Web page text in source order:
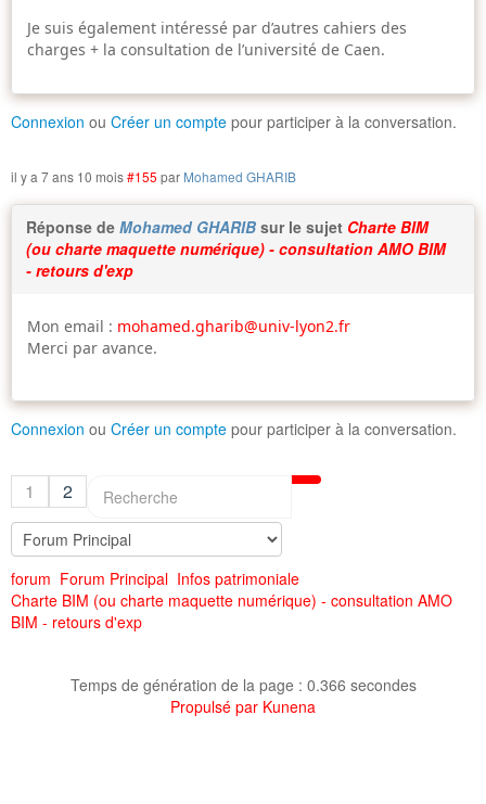
Je suis également intéressé par d’autres cahiers des
charges + la consultation de l’université de Caen.
Connexion ou Créer un compte pour participer à la conversation.
il y a 7 ans 10 mois#155 par Mohamed GHARIB
Réponse de Mohamed GHARIB sur le sujet Charte BIM
(ou charte maquette numérique) - consultation AMO BIM
- retours d'exp
Mon email : mohamed.gharib@univ-lyon2.fr
Merci par avance.
Connexion ou Créer un compte pour participer à la conversation.
1 2
forum Forum Principal Infos patrimoniale
Charte BIM (ou charte maquette numérique) - consultation AMO
BIM - retours d'exp
Temps de génération de la page : 0.366 secondes
Propulsé par Kunena